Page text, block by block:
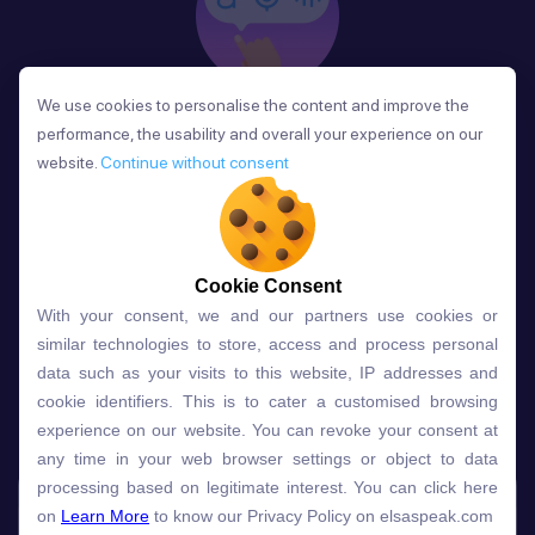
Phản Hồi
Sau mỗi bài học, người học nhận phản hồi về phát
âm và ngữ pháp ngay lập tức, giúp cải thiện kỹ năng
và tiến bộ nhanh chóng.
Lựa chọn gói học ELSA dành
cho bạn
Gói học Free Premium
Speech Analyzer
We use cookies to personalise the content and improve the
performance, the usability and overall your experience on our
website. Continue without consent
Cookie Consent
With your consent, we and our partners use cookies or
similar technologies to store, access and process personal
data such as your visits to this website, IP addresses and
cookie identifiers. This is to cater a customised browsing
experience on our website. You can revoke your consent at
any time in your web browser settings or object to data
processing based on legitimate interest. You can click here
on Learn More to know our Privacy Policy on elsaspeak.com
We use cookies to personalise the content and improve the
performance, the usability and overall your experience on our
website. Continue without consent
Cookie Consent
With your consent, we and our partners use cookies or
similar technologies to store, access and process personal
data such as your visits to this website, IP addresses and
cookie identifiers. This is to cater a customised browsing
experience on our website. You can revoke your consent at
any time in your web browser settings or object to data
processing based on legitimate interest. You can click here
on Learn More to know our Privacy Policy on elsaspeak.com